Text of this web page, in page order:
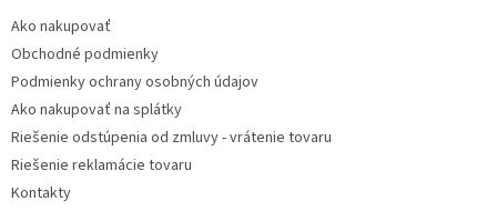
Ako nakupovať
Obchodné podmienky
Podmienky ochrany osobných údajov
Ako nakupovať na splátky
Riešenie odstúpenia od zmluvy - vrátenie tovaru
Riešenie reklamácie tovaru
Kontakty